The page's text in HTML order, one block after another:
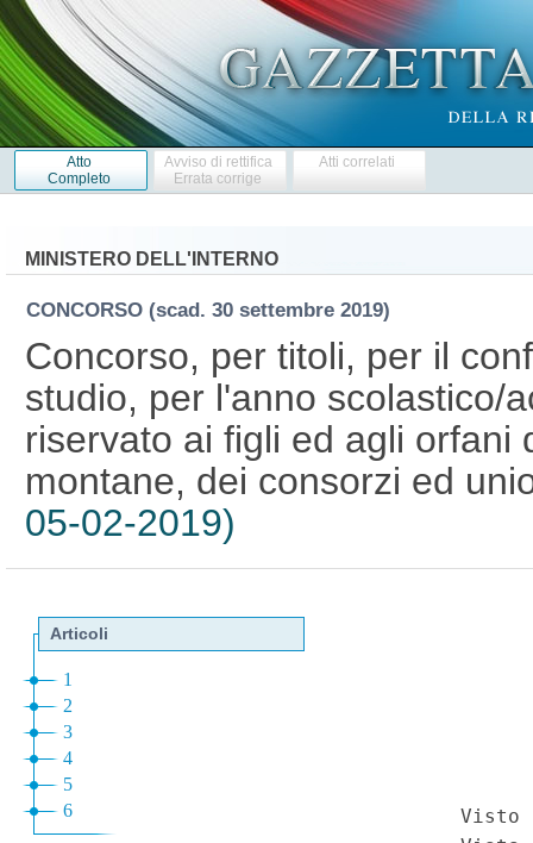
Atto
Completo
Avviso di rettifica
Errata corrige
Atti correlati
MINISTERO DELL'INTERNO
CONCORSO (scad. 30 settembre 2019)
Concorso, per titoli, per il
studio, per l'anno scolastico/
riservato ai figli ed agli orfani
montane, dei consorzi ed
05-02-2019)